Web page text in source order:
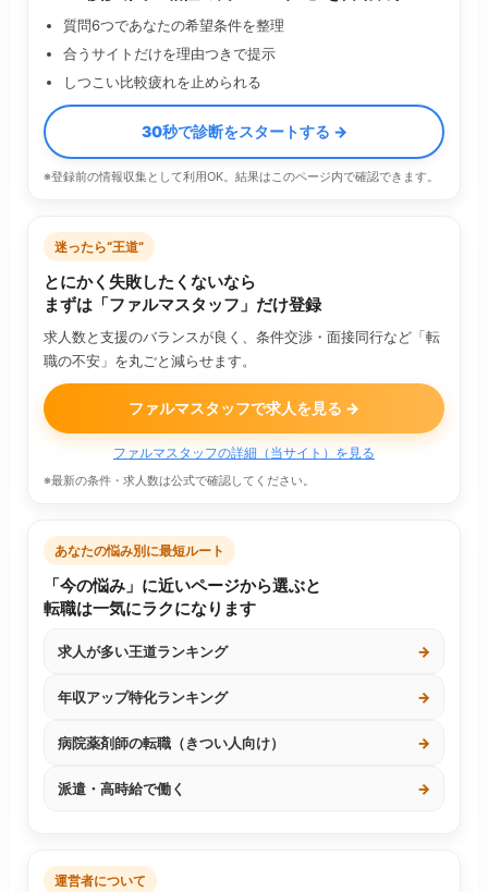
質問6つであなたの希望条件を整理
合うサイトだけを理由つきで提示
しつこい比較疲れを止められる
30秒で診断をスタートする →
※登録前の情報収集として利用OK。結果はこのページ内で確認できます。
迷ったら“王道”
とにかく失敗したくないなら
まずは「ファルマスタッフ」だけ登録
求人数と支援のバランスが良く、条件交渉・面接同行など「転
職の不安」を丸ごと減らせます。
ファルマスタッフで求人を見る →
ファルマスタッフの詳細（当サイト）を見る
※最新の条件・求人数は公式で確認してください。
あなたの悩み別に最短ルート
「今の悩み」に近いページから選ぶと
転職は一気にラクになります
求人が多い王道ランキング →
年収アップ特化ランキング →
病院薬剤師の転職（きつい人向け） →
派遣・高時給で働く →
運営者について